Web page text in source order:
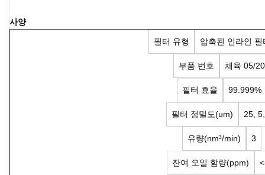
사양
필터 유형 압축된 인라인 필
부품 번호 체육 05/20
필터 효율 99.999%
필터 정밀도(um) 25,
유량(nm³/min) 3
잔여 오일 함량(ppm)